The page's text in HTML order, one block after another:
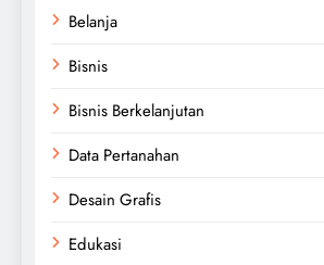
Belanja
Bisnis
Bisnis Berkelanjutan
Data Pertanahan
Desain Grafis
Edukasi